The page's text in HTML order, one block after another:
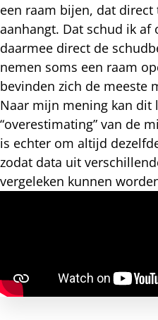
een raam bijen, dat
aanhangt. Dat schud ik af
daarmee direct de
nemen soms een raam
bevinden zich de meeste
Naar mijn mening kan dit
“overestimating” van de
is echter om altijd
zodat data uit
vergeleken kunnen